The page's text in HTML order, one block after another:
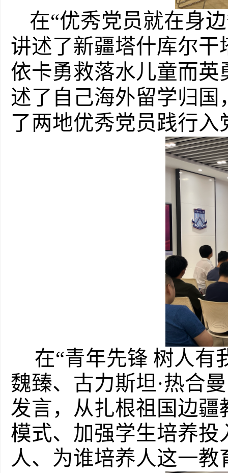
在“优秀党员就在身
讲述了新疆塔什库尔干
依卡勇救落水儿童而
述了自己海外留学归
了两地优秀党员践行
在“青年先锋 树人有
魏臻、古力斯坦·热合
发言，从扎根祖国边
模式、加强学生培养
人、为谁培养人这一教